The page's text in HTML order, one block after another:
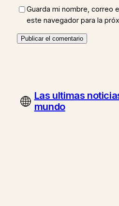
Guarda mi nombre, correo
este navegador para la
Las ultimas
mundo